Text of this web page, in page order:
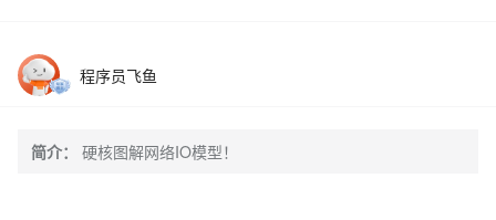
程序员飞鱼
简介： 硬核图解网络IO模型！